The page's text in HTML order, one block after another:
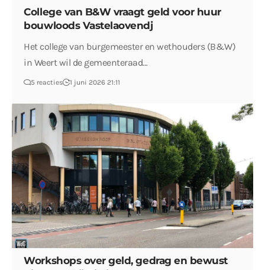
College van B&W vraagt geld voor huur
bouwloods Vastelaovendj
Het college van burgemeester en wethouders (B&W)
in Weert wil de gemeenteraad…
5 reacties 1 juni 2026 21:11
Workshops over geld, gedrag en bewust